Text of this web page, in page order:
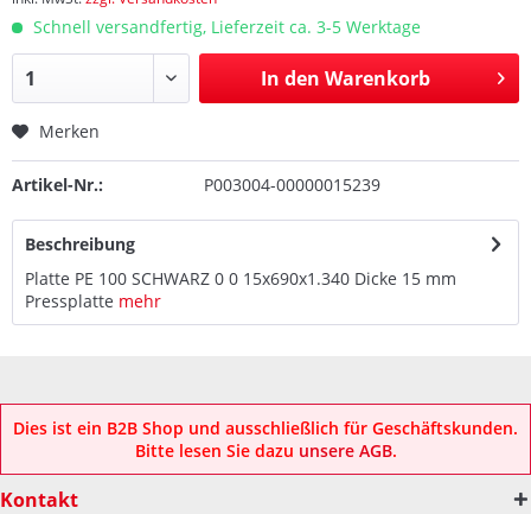
Schnell versandfertig, Lieferzeit ca. 3-5 Werktage
In den Warenkorb
Merken
Artikel-Nr.: P003004-00000015239
Beschreibung
Platte PE 100 SCHWARZ 0 0 15x690x1.340 Dicke 15 mm
Pressplatte mehr
Dies ist ein B2B Shop und ausschließlich für Geschäftskunden.
Bitte lesen Sie dazu unsere AGB.
Kontakt